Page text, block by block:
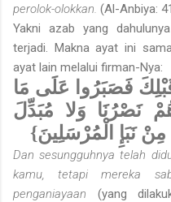
perolok-olokkan. (Al-Anbiya:
Yakni azab yang
terjadi. Makna ayat ini
ayat lain melalui firman-Nya:
فَصَبَرُوا عَلَى مَا
نَصْرُنَا وَلا مُبَدِّلَ
نَبَإِ الْمُرْسَلِينَ}
Dan sesungguhnya telah
kamu, tetapi mereka
penganiayaan (yang